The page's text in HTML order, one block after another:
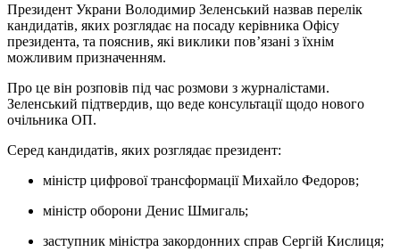
Президент Украни Володимир Зеленський назвав перелік
кандидатів, яких розглядає на посаду керівника Офісу
президента, та пояснив, які виклики пов’язані з їхнім
можливим призначенням.
Про це він розповів під час розмови з журналістами.
Зеленський підтвердив, що веде консультації щодо нового
очільника ОП.
Серед кандидатів, яких розглядає президент:
міністр цифрової трансформації Михайло Федоров;
міністр оборони Денис Шмигаль;
заступник міністра закордонних справ Сергій Кислиця;